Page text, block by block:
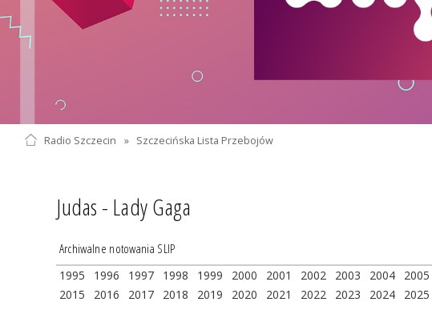
Radio Szczecin » Szczecińska Lista Przebojów
Judas - Lady Gaga
Archiwalne notowania SLIP
1995 1996 1997 1998 1999 2000 2001 2002 2003 2004 2005
2015
2016 2017 2018 2019 2020 2021 2022 2023 2024 2025